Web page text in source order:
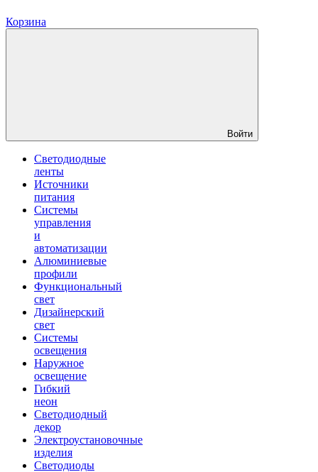
Корзина
Войти
Светодиодные
ленты
Источники
питания
Системы
управления
и
автоматизации
Алюминиевые
профили
Функциональный
свет
Дизайнерский
свет
Системы
освещения
Наружное
освещение
Гибкий
неон
Светодиодный
декор
Электроустановочные
изделия
Светодиоды